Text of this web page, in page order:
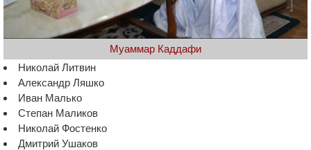
Муаммар Каддафи
Николай Литвин
Александр Ляшко
Иван Малько
Степан Маликов
Николай Фостенко
Дмитрий Ушаков